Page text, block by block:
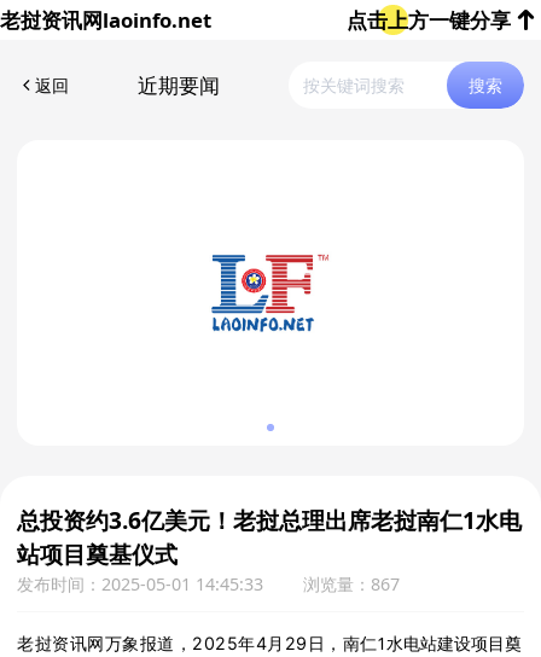
老挝资讯网laoinfo.net 点击上方一键分享
返回 近期要闻 搜索
总投资约3.6亿美元！老挝总理出席老挝南仁1水电
站项目奠基仪式
发布时间：2025-05-01 14:45:33 浏览量：867
老挝资讯网万象报道， 2025年4月29日，南仁1水电站建设项目奠